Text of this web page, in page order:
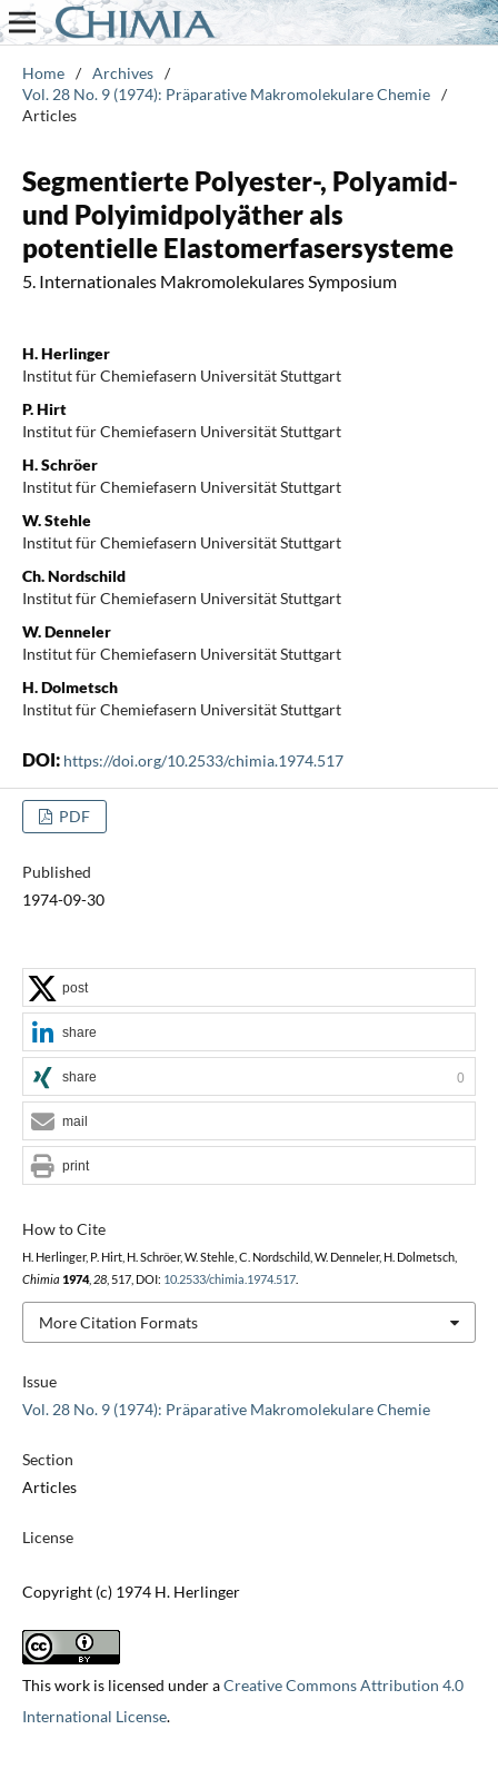
Home / Archives /
Vol. 28 No. 9 (1974): Präparative Makromolekulare Chemie /
Articles
Segmentierte Polyester-, Polyamid-
und Polyimidpolyäther als
potentielle Elastomerfasersysteme
5. Internationales Makromolekulares Symposium
H. Herlinger
Institut für Chemiefasern Universität Stuttgart
P. Hirt
Institut für Chemiefasern Universität Stuttgart
H. Schröer
Institut für Chemiefasern Universität Stuttgart
W. Stehle
Institut für Chemiefasern Universität Stuttgart
Ch. Nordschild
Institut für Chemiefasern Universität Stuttgart
W. Denneler
Institut für Chemiefasern Universität Stuttgart
H. Dolmetsch
Institut für Chemiefasern Universität Stuttgart
DOI: https://doi.org/10.2533/chimia.1974.517
PDF
Published
1974-09-30
Issue
Vol. 28 No. 9 (1974): Präparative Makromolekulare Chemie
Section
Articles
License
Copyright (c) 1974 H. Herlinger
This work is licensed under aCreative Commons Attribution 4.0
International License.
How to Cite
H. Herlinger, P. Hirt, H. Schröer, W. Stehle, C. Nordschild, W. Denneler, H. Dolmetsch,
Chimia 1974, 28, 517, DOI: 10.2533/chimia.1974.517.
More Citation Formats
post
share
share 0
mail
print